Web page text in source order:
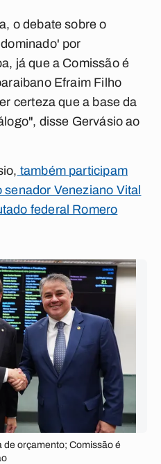
o debate sobre o
por
já que a Comissão é
Efraim Filho
certeza que a base da
disse Gervásio ao
também participam
Veneziano Vital
federal Romero
orçamento; Comissão é